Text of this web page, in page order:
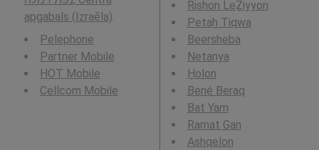
apgabals (Izraēla).
Pelephone
Partner Mobile
HOT Mobile
Cellcom Mobile
Rishon LeẔiyyon
Petaẖ Tiqwa
Beersheba
Netanya
H̱olon
Bené Beraq
Bat Yam
Ramat Gan
Ashqelon